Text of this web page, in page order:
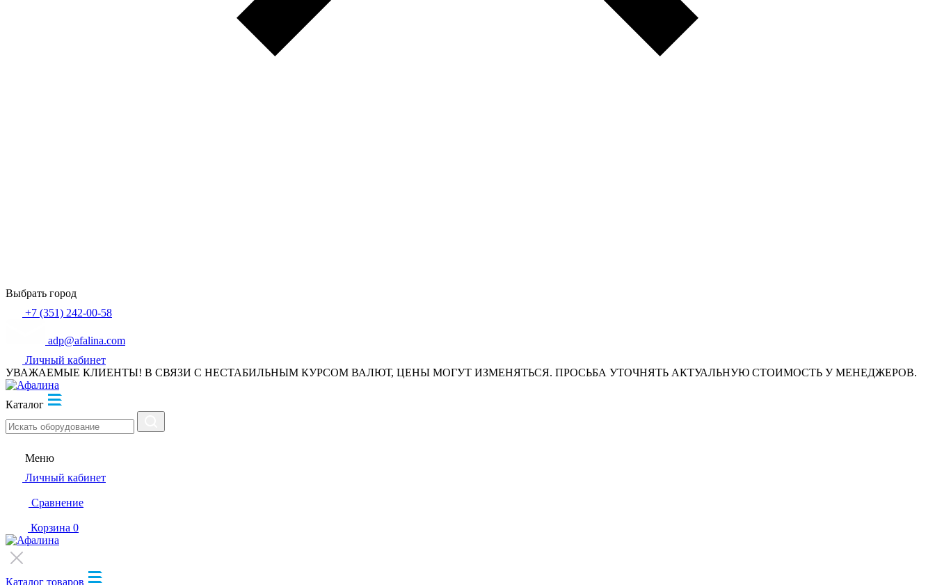
Выбрать город
+7 (351) 242-00-58
adp@afalina.com
Личный кабинет
УВАЖАЕМЫЕ КЛИЕНТЫ! В СВЯЗИ С НЕСТАБИЛЬНЫМ КУРСОМ ВАЛЮТ, ЦЕНЫ МОГУТ ИЗМЕНЯТЬСЯ. ПРОСЬБА УТОЧНЯТЬ АКТУАЛЬНУЮ СТОИМОСТЬ У МЕНЕДЖЕРОВ.
Каталог
Меню
Личный кабинет
Сравнение
Корзина 0
Каталог товаров